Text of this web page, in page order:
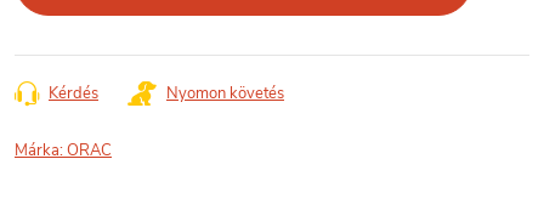
Kérdés Nyomon követés
Márka:ORAC